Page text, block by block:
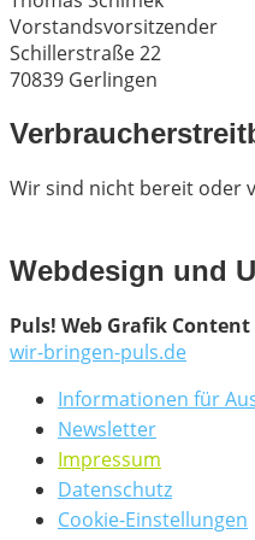
Vorstandsvorsitzender
Schillerstraße 22
70839 Gerlingen
Wir sind nicht bereit oder
Webdesign und
Puls! Web Grafik Content
wir-bringen-puls.de
Informationen für
Newsletter
Impressum
Datenschutz
Cookie-Einstellungen